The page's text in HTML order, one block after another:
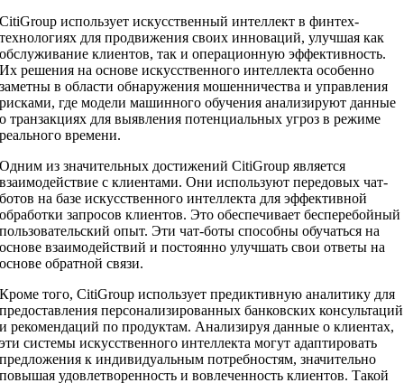
CitiGroup использует искусственный интеллект в финтех-
технологиях для продвижения своих инноваций, улучшая как
обслуживание клиентов, так и операционную эффективность.
Их решения на основе искусственного интеллекта особенно
заметны в области обнаружения мошенничества и управления
рисками, где модели машинного обучения анализируют данные
о транзакциях для выявления потенциальных угроз в режиме
реального времени.
Одним из значительных достижений CitiGroup является
взаимодействие с клиентами. Они используют передовых чат-
ботов на базе искусственного интеллекта для эффективной
обработки запросов клиентов. Это обеспечивает бесперебойный
пользовательский опыт. Эти чат-боты способны обучаться на
основе взаимодействий и постоянно улучшать свои ответы на
основе обратной связи.
Кроме того, CitiGroup использует предиктивную аналитику для
предоставления персонализированных банковских консультаций
и рекомендаций по продуктам. Анализируя данные о клиентах,
эти системы искусственного интеллекта могут адаптировать
предложения к индивидуальным потребностям, значительно
повышая удовлетворенность и вовлеченность клиентов. Такой